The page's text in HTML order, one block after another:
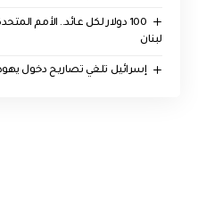
100 دولار لكل عائد.. الأمم
لبنان
إسرائيل تلغي تصاريح دخول